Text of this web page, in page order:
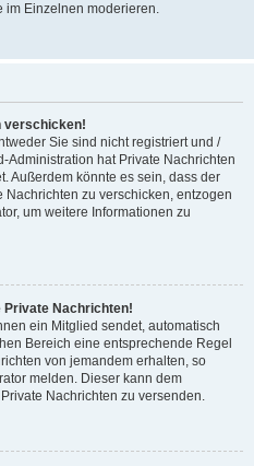
im Einzelnen moderieren.
verschicken!
Sie sind nicht registriert und /
Administration hat Private Nachrichten
Außerdem könnte es sein, dass der
zu verschicken, entzogen
um weitere Informationen zu
Private Nachrichten!
ein Mitglied sendet, automatisch
Bereich eine entsprechende Regel
von jemandem erhalten, so
melden. Dieser kann dem
Nachrichten zu versenden.